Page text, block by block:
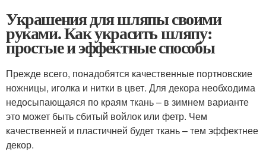
Украшения для шляпы своими
руками. Как украсить шляпу:
простые и эффектные способы
Прежде всего, понадобятся качественные портновские
ножницы, иголка и нитки в цвет. Для декора необходима
недосыпающаяся по краям ткань – в зимнем варианте
это может быть сбитый войлок или фетр. Чем
качественней и пластичней будет ткань – тем эффектнее
декор.